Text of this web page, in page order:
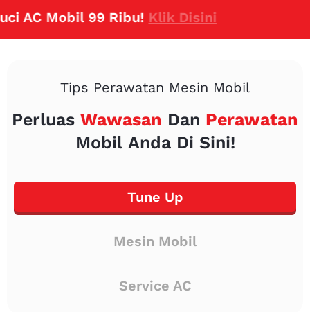
Mobil 99 Ribu!Klik Disini
Tips Perawatan Mesin Mobil
Perluas Wawasan Dan Perawatan
Mobil Anda Di Sini!
Tune Up
Mesin Mobil
Service AC